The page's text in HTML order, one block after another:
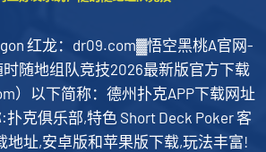
红龙：dr09.com▓悟空黑桃A官网-
随地组队竞技2026最新版官方下载
）以下简称：德州扑克APP下载网址
克俱乐部,特色 Short Deck Poker 客
地址,安卓版和苹果版下载,玩法丰富!